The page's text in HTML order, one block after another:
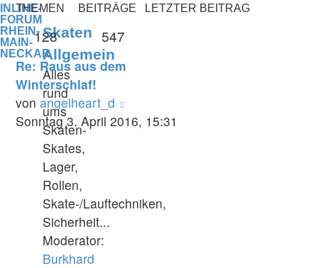
INLINE-
FORUM
RHEIN-
MAIN-
NECKAR
THEMEN BEITRÄGE LETZTER BEITRAG
Skaten
Allgemein
Alles
rund
ums
Skaten-
Skates,
Lager,
Rollen,
Skate-/Lauftechniken,
Sicherheit...
Moderator:
Burkhard
128 547
Re: Raus aus dem
Winterschlaf!
von angelheart_d
Beitrag
Sonntag 3. April 2016, 15:31